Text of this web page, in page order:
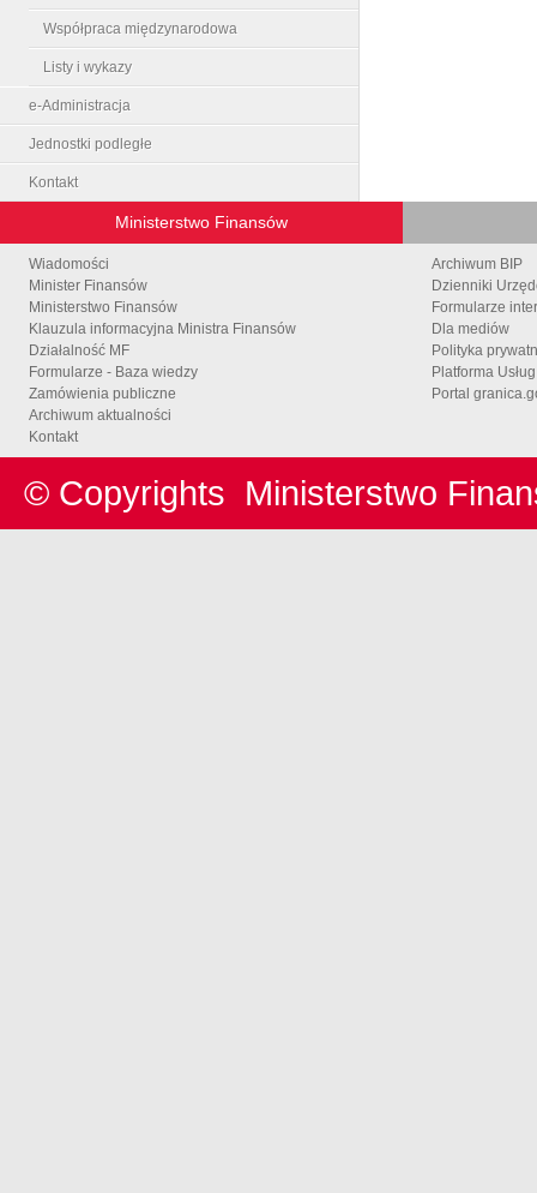
Współpraca międzynarodowa
Listy i wykazy
e-Administracja
Jednostki podległe
Kontakt
Ministerstwo Finansów
Wiadomości
Minister Finansów
Ministerstwo Finansów
Klauzula informacyjna Ministra Finansów
Działalność MF
Formularze - Baza wiedzy
Zamówienia publiczne
Archiwum aktualności
Kontakt
Archiwum BIP
Dzienniki
Formularze
Dla mediów
Polityka
Platforma
Portal
© Copyrights Ministerstwo